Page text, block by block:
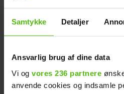
Samtykke Detaljer
Ansvarlig brug af dine data
Vi og vores 236 partnere
anvende cookies og indsamle